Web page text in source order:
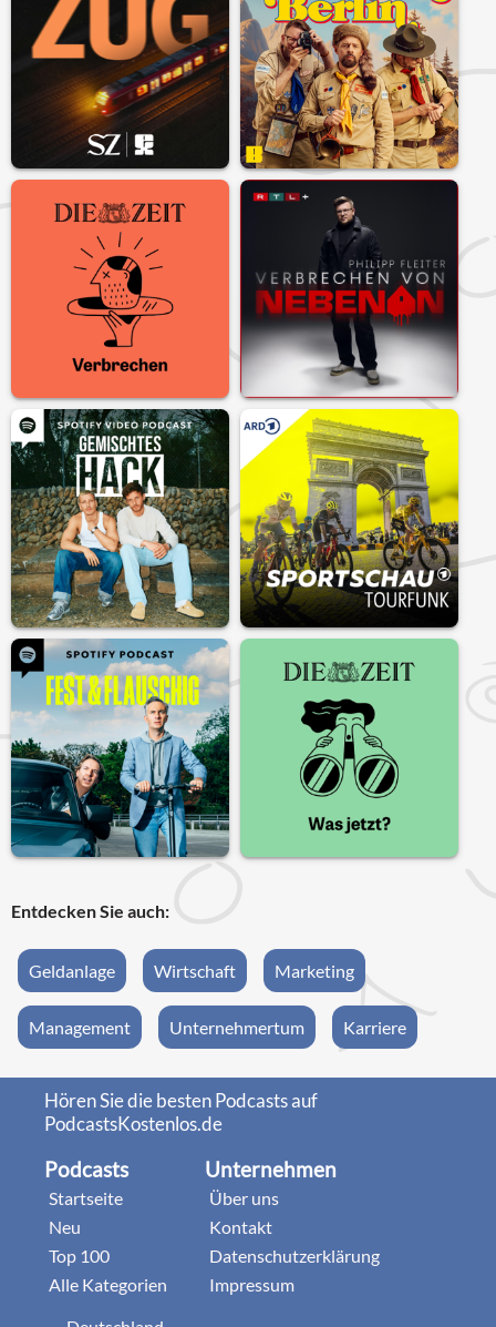
Entdecken Sie auch:
Geldanlage Wirtschaft Marketing
Management Unternehmertum Karriere
Hören Sie die besten Podcasts auf
PodcastsKostenlos.de
Podcasts
Startseite
Neu
Top 100
Alle Kategorien
Unternehmen
Über uns
Kontakt
Datenschutzerklärung
Impressum